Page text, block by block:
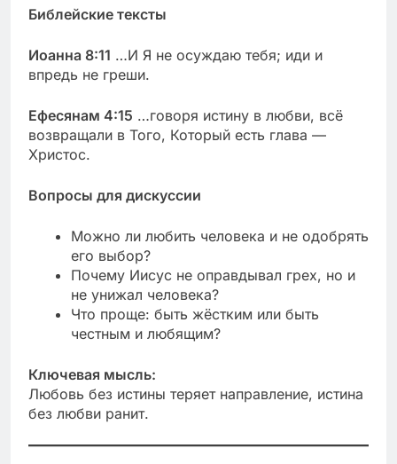
Библейские тексты
Иоанна 8:11 …И Я не осуждаю тебя; иди и
впредь не греши.
Ефесянам 4:15 …говоря истину в любви, всё
возвращали в Того, Который есть глава —
Христос.
Вопросы для дискуссии
Можно ли любить человека и не одобрять
его выбор?
Почему Иисус не оправдывал грех, но и
не унижал человека?
Что проще: быть жёстким или быть
честным и любящим?
Ключевая мысль:
Любовь без истины теряет направление, истина
без любви ранит.